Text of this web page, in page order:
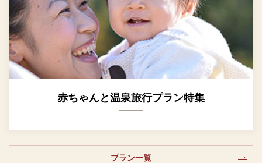
赤ちゃんと温泉旅行プラン特集
プラン一覧